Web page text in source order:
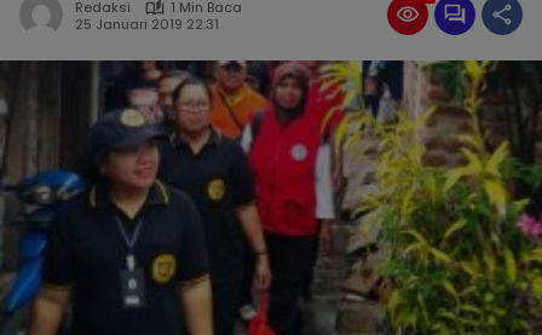
Redaksi
1 Min Baca
25 Januari 2019 22:31